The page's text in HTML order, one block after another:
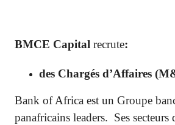
BMCE Capital recrute:
des Chargés d’Affaires
Bank of Africa est un Groupe
panafricains leaders. Ses